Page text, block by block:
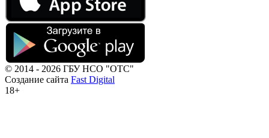
© 2014 - 2026 ГБУ НСО "ОТС"
Создание сайта Fast Digital
18+